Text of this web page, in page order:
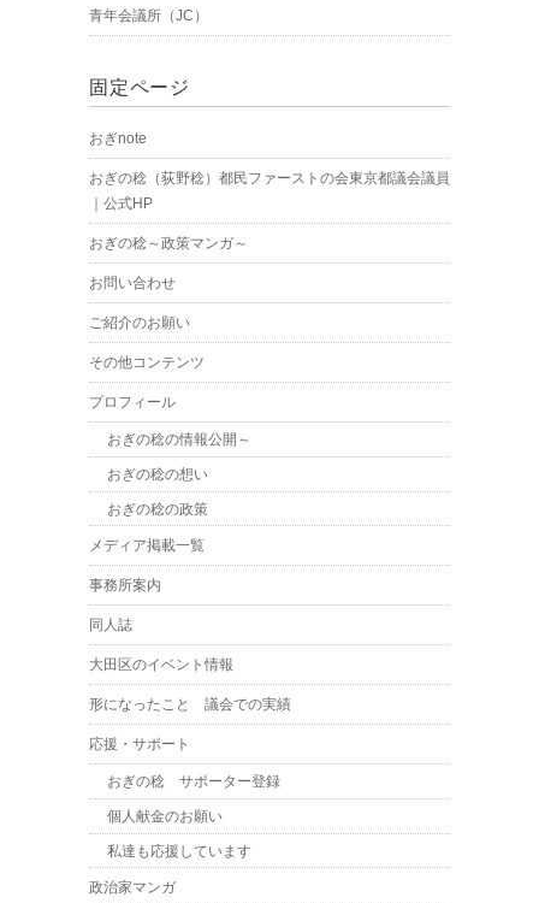
青年会議所（JC）
固定ページ
おぎnote
おぎの稔（荻野稔）都民ファーストの会東京都議会議員
｜公式HP
おぎの稔～政策マンガ～
お問い合わせ
ご紹介のお願い
その他コンテンツ
プロフィール
おぎの稔の情報公開～
おぎの稔の想い
おぎの稔の政策
メディア掲載一覧
事務所案内
同人誌
大田区のイベント情報
形になったこと 議会での実績
応援・サポート
おぎの稔 サポーター登録
個人献金のお願い
私達も応援しています
政治家マンガ